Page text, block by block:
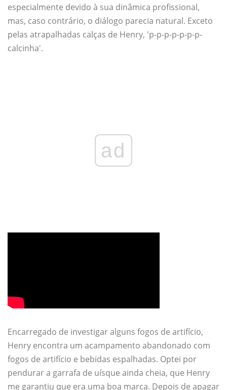
especialmente devido à sua dinâmica profissional,
mas, caso contrário, o diálogo parecia natural. Exceto
pelas atrapalhadas calças de Henry, 'p-p-p-p-p-p-p-
calcinha'.
ad
Encarregado de investigar alguns fogos de artifício,
Henry encontra um acampamento abandonado com
fogos de artifício e bebidas espalhadas. Optei por
pendurar a garrafa de uísque ainda cheia, que Henry
me garantiu que era uma boa marca. Depois de apagar